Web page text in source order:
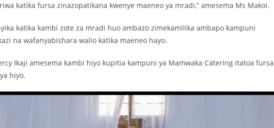
katika fursa zinazopatikana kwenye maeneo ya mradi,” amesema Ms Makoi.
katika kambi zote za mradi huo ambazo zimekamilika ambapo kampuni
na wafanyabishara walio katika maeneo hayo.
Ikaji amesema kambi hiyo kupitia kampuni ya Mamwaka Catering itatoa fursa
hiyo.